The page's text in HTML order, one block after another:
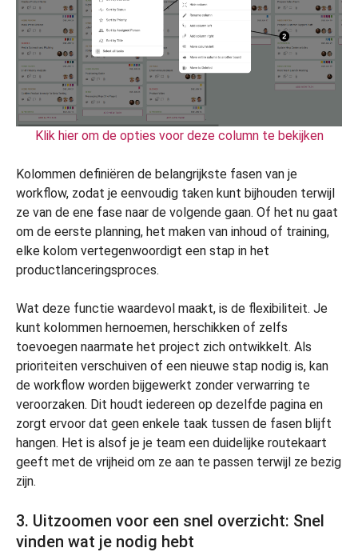
Klik hier om de opties voor deze column te bekijken
Kolommen definiëren de belangrijkste fasen van je
workflow, zodat je eenvoudig taken kunt bijhouden terwijl
ze van de ene fase naar de volgende gaan. Of het nu gaat
om de eerste planning, het maken van inhoud of training,
elke kolom vertegenwoordigt een stap in het
productlanceringsproces.
Wat deze functie waardevol maakt, is de flexibiliteit. Je
kunt kolommen hernoemen, herschikken of zelfs
toevoegen naarmate het project zich ontwikkelt. Als
prioriteiten verschuiven of een nieuwe stap nodig is, kan
de workflow worden bijgewerkt zonder verwarring te
veroorzaken. Dit houdt iedereen op dezelfde pagina en
zorgt ervoor dat geen enkele taak tussen de fasen blijft
hangen. Het is alsof je je team een duidelijke routekaart
geeft met de vrijheid om ze aan te passen terwijl ze bezig
zijn.
3. Uitzoomen voor een snel overzicht: Snel
vinden wat je nodig hebt